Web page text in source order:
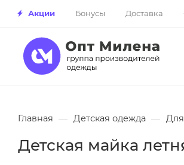
Акции Бонусы Доставка
Главная — Детская одежда —
Детская майка